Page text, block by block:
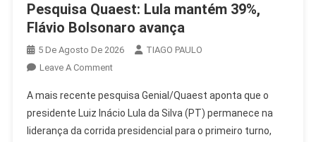
Pesquisa Quaest: Lula mantém 39%,
Flávio Bolsonaro avança
5 De Agosto De 2026
TIAGO PAULO
Leave A CommentOn
Quaest:
Lula
Mantém
A mais recente pesquisa Genial/Quaest aponta que o
presidente Luiz Inácio Lula da Silva (PT) permanece na
liderança da corrida presidencial para o primeiro turno,